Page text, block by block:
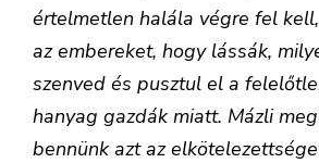
értelmetlen halála végre fel
az embereket, hogy lássák,
szenved és pusztul el a
hanyag gazdák miatt. Mázli
bennünk azt az